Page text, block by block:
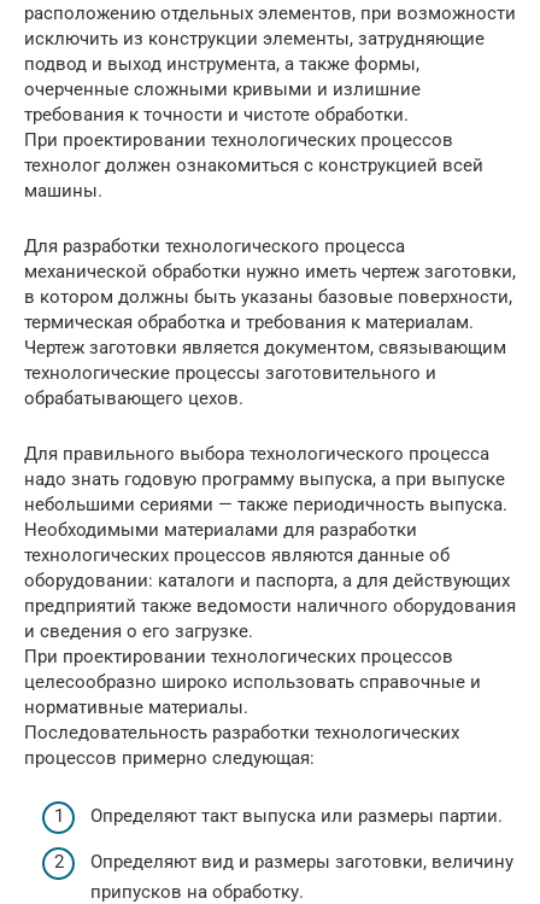
расположению отдельных элементов, при возможности
исключить из конструкции элементы, затрудняющие
подвод и выход инструмента, а также формы,
очерченные сложными кривыми и излишние
требования к точности и чистоте обработки.
При проектировании технологических процессов
технолог должен ознакомиться с конструкцией всей
машины.
Для разработки технологического процесса
механической обработки нужно иметь чертеж заготовки,
в котором должны быть указаны базовые поверхности,
термическая обработка и требования к материалам.
Чертеж заготовки является документом, связывающим
технологические процессы заготовительного и
обрабатывающего цехов.
Для правильного выбора технологического процесса
надо знать годовую программу выпуска, а при выпуске
небольшими сериями — также периодичность выпуска.
Необходимыми материалами для разработки
технологических процессов являются данные об
оборудовании: каталоги и паспорта, а для действующих
предприятий также ведомости наличного оборудования
и сведения о его загрузке.
При проектировании технологических процессов
целесообразно широко использовать справочные и
нормативные материалы.
Последовательность разработки технологических
процессов примерно следующая:
Определяют такт выпуска или размеры партии.
Определяют вид и размеры заготовки, величину
припусков на обработку.